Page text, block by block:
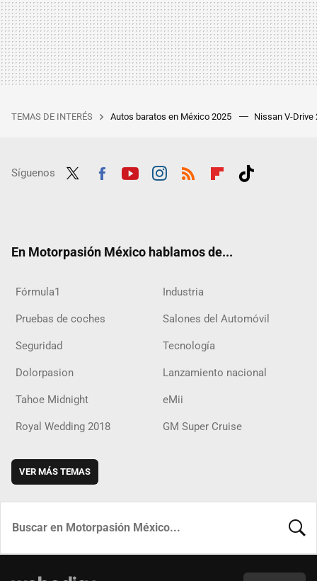
TEMAS DE INTERÉS Autos baratos en México 2025 Nissan V-Drive
Síguenos
En Motorpasión México hablamos de...
Fórmula1 Industria
Pruebas de coches Salones del Automóvil
Seguridad Tecnología
Dolorpasion Lanzamiento nacional
Tahoe Midnight eMii
Royal Wedding 2018 GM Super Cruise
VER MÁS TEMAS